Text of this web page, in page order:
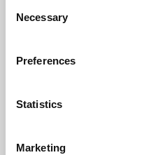
Selection
Necessary
Preferences
Statistics
Marketing